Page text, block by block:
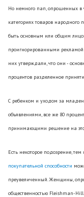
Но немного пап, опрошенных в
категориях товаров народного
быть основным или общим
проигнорированными
них утверждали, что они -
процентов разделенное
С ребенком и уходом за
объявлениями, все же 80
принимающими решение на
Есть некоторое подозрение,
покупательной способности
преувеличенный. Женщины,
общественностью Fleishman-